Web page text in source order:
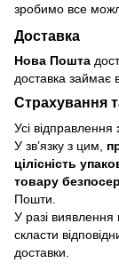
зробимо все
Доставка
Нова Пошта
доставка займає
Страхування
Усі відправлення
У зв’язку з цим,
цілісність
товару
Пошти.
У разі
скласти
доставки.